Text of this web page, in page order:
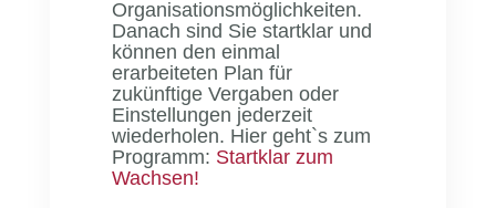
Organisationsmöglichkeiten.
Danach sind Sie startklar und
können den einmal
erarbeiteten Plan für
zukünftige Vergaben oder
Einstellungen jederzeit
wiederholen. Hier geht`s zum
Programm: Startklar zum
Wachsen!